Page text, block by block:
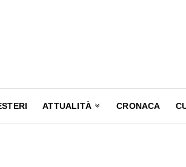
ATTUALITÀ CRONACA